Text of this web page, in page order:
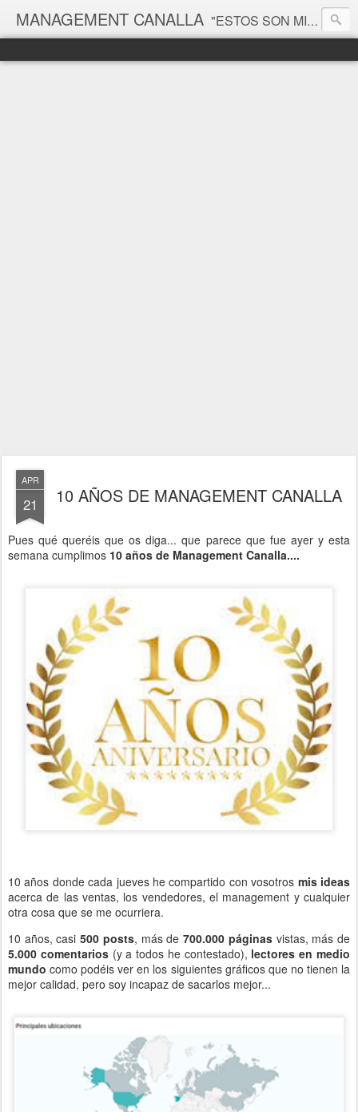
MANAGEMENT CANALLA "ESTOS SON MIS PRINCIPIOS, SI NO LE GUSTAN, TENGO OTROS" Groucho Marx
APR
21 10 AÑOS DE MANAGEMENT CANALLA
Pues qué queréis que os diga... que parece que fue ayer y esta
semana cumplimos 10 años de Management Canalla....
10 años donde cada jueves he compartido con vosotros mis ideas
acerca de las ventas, los vendedores, el management y cualquier
otra cosa que se me ocurriera.
10 años, casi500 posts, más de700.000 páginasvistas, más de
5.000 comentarios(y a todos he contestado), lectores en medio
mundocomo podéis ver en los siguientes gráficos que no tienen la
mejor calidad, pero soy incapaz de sacarlos mejor...